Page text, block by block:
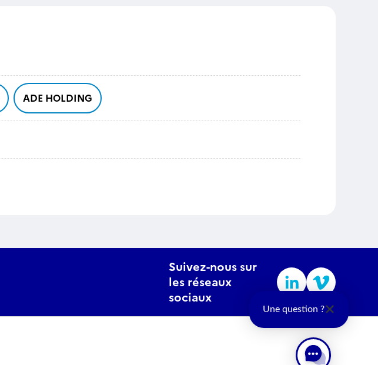
ADE HOLDING
Suivez-nous sur
les réseaux
sociaux
Une question ?